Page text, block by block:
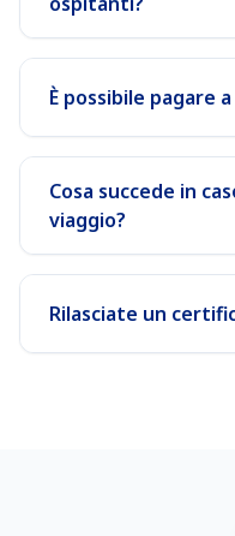
È possibile pagare
Cosa succede in
viaggio?
Rilasciate un